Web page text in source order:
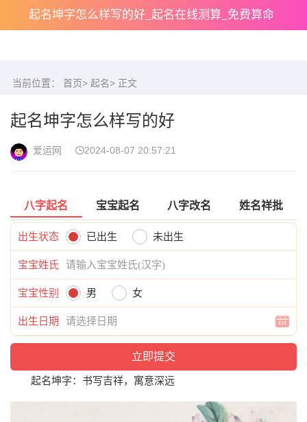
起名坤字怎么样写的好_起名在线测算_免费算命
当前位置： 首页> 起名> 正文
起名坤字怎么样写的好
爱运网 2024-08-07 20:57:21
八字起名 宝宝起名 八字改名 姓名祥批
出生状态 已出生 未出生
宝宝姓氏
宝宝性别 男 女
出生日期
起名坤字：书写吉祥，寓意深远